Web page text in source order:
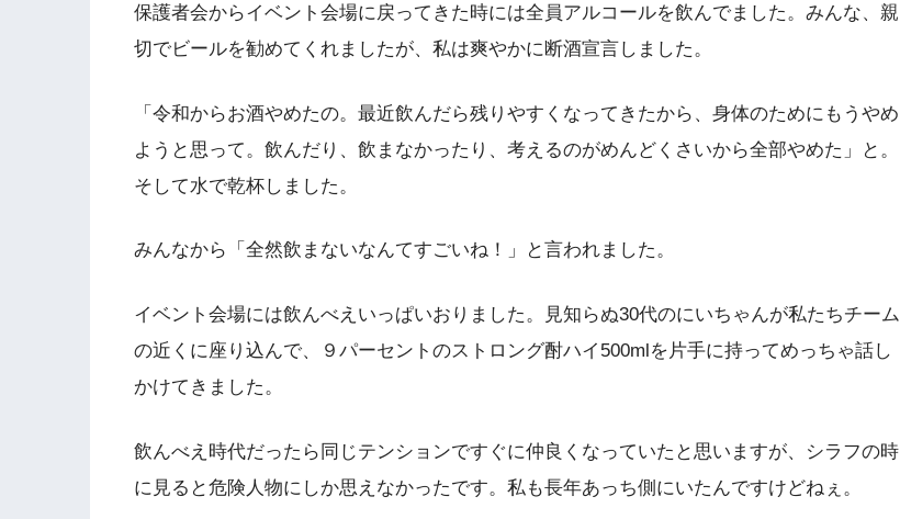
保護者会からイベント会場に戻ってきた時には全員アルコールを飲んでました。みんな、親
切でビールを勧めてくれましたが、私は爽やかに断酒宣言しました。
「令和からお酒やめたの。最近飲んだら残りやすくなってきたから、身体のためにもうやめ
ようと思って。飲んだり、飲まなかったり、考えるのがめんどくさいから全部やめた」と。
そして水で乾杯しました。
みんなから「全然飲まないなんてすごいね！」と言われました。
イベント会場には飲んべえいっぱいおりました。見知らぬ30代のにいちゃんが私たちチーム
の近くに座り込んで、９パーセントのストロング酎ハイ500mlを片手に持ってめっちゃ話し
かけてきました。
飲んべえ時代だったら同じテンションですぐに仲良くなっていたと思いますが、シラフの時
に見ると危険人物にしか思えなかったです。私も長年あっち側にいたんですけどねぇ。